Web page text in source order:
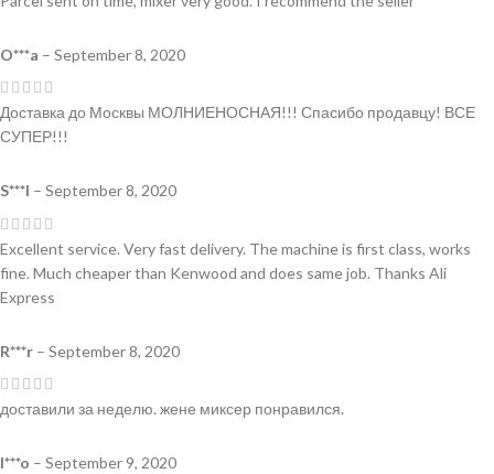
O***a – September 8, 2020
Доставка до Москвы МОЛНИЕНОСНАЯ!!! Спасибо продавцу! ВСЕ
СУПЕР!!!
S***l – September 8, 2020
Excellent service. Very fast delivery. The machine is first class, works
fine. Much cheaper than Kenwood and does same job. Thanks Ali
Express
R***r – September 8, 2020
доставили за неделю. жене миксер понравился.
I***o – September 9, 2020